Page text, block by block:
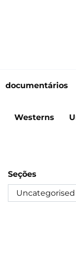
documentários
Westerns
Seções